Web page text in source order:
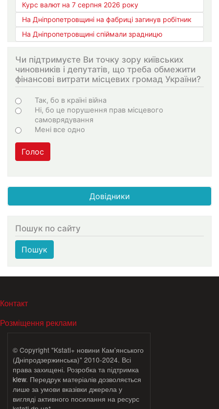
Курс валют на 7 серпня 2026 року
На Дніпропетровщині на фабриці загинув робітник
На Дніпропетровщині спіймали зрадницю
Чи підтримуєте Ви точку зору київських
чиновників і депутатів, що треба обмежити
фінансові витрати місцевих громад України?
Варіанти
Так, бо в країні війна
Ні, бо це порушення прав місцевого
самоврядування
Мені все одно
Голос
Довідники
Пошук по сайту
Пошук
МЕНЮ В ПОДВАЛЕ
Контакт
Розміщення реклами
© Copyright "Kstati+ новини Кам'янського
(Дніпродзержинська)" 2010-2024. Всі
права захищені. Розробка та підтримка
klew. Передрук матеріалів дозволяється
лише за умови вказівки джерела у
вигляді активного посилання на ресурс